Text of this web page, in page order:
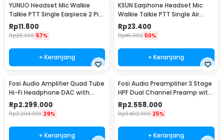
YUNUO Headset Mic Walkie
Talkie PTT Single Earpiece 2 Pin
Baofeng - ABX0
Rp11.800
Rp26.900 57%
+ Keranjang
KSUN Earphone Headset Mic
Walkie Talkie PTT Single Air
Duct 1 Pin - K15
Rp23.400
Rp45.900 50%
+ Keranjang
Fosi Audio Amplifier Quad Tube
Hi-Fi Headphone DAC with
Volume Knob - GR70
Rp2.299.000
Rp3.204.900 29%
+ Keranjang
Fosi Audio Preamplifier 3 Stage
HPF Dual Channel Preamp with
Remote - ZP3
Rp2.558.000
Rp3.402.900 25%
+ Keranjang